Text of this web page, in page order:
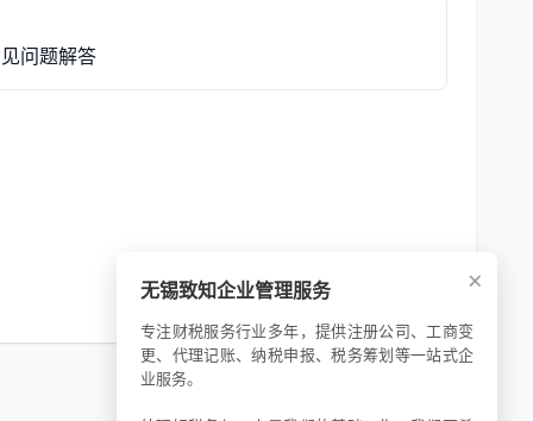
问题解答
×
无锡致知企业管理服务
专注财税服务行业多年，提供注册公司、工商变
更、代理记账、纳税申报、税务筹划等一站式企
业服务。